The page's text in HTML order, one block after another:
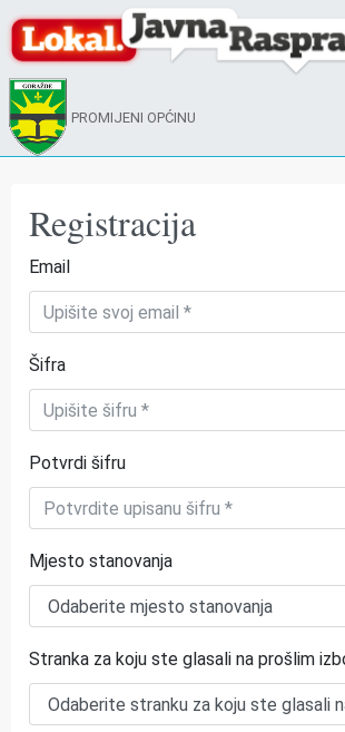
PROMIJENI OPĆINU
Registracija
Email
Šifra
Potvrdi šifru
Mjesto stanovanja
Stranka za koju ste glasali na prošlim